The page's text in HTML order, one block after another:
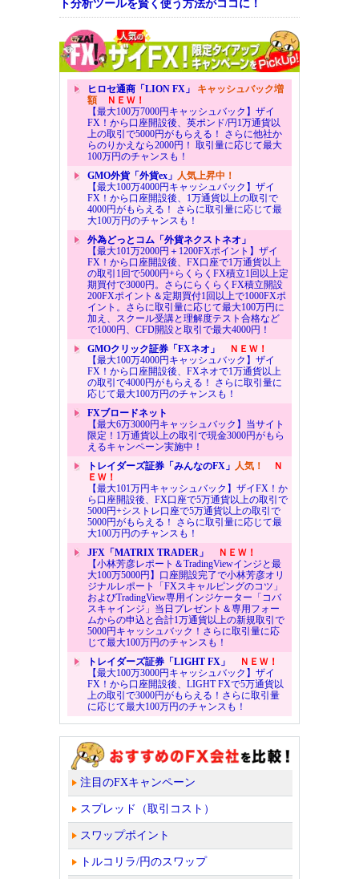
ト分析ツールを賢く使う方法がココに！
ヒロセ通商「LION FX」 キャッシュバック増
額ＮＥＷ！
【最大100万7000円キャッシュバック】ザイ
FX！から口座開設後、英ポンド/円1万通貨以
上の取引で5000円がもらえる！ さらに他社か
らのりかえなら2000円！ 取引量に応じて最大
100万円のチャンスも！
GMO外貨「外貨ex」 人気上昇中！
【最大100万4000円キャッシュバック】ザイ
FX！から口座開設後、1万通貨以上の取引で
4000円がもらえる！ さらに取引量に応じて最
大100万円のチャンスも！
外為どっとコム「外貨ネクストネオ」
【最大101万2000円＋1200FXポイント】ザイ
FX！から口座開設後、FX口座で1万通貨以上
の取引1回で5000円+らくらくFX積立1回以上定
期買付で3000円。さらにらくらくFX積立開設
200FXポイント＆定期買付1回以上で1000FXポ
イント。さらに取引量に応じて最大100万円に
加え、スクール受講と理解度テスト合格など
で1000円、CFD開設と取引で最大4000円！
GMOクリック証券「FXネオ」
ＮＥＷ！
【最大100万4000円キャッシュバック】ザイ
FX！から口座開設後、FXネオで1万通貨以上
の取引で4000円がもらえる！ さらに取引量に
応じて最大100万円のチャンスも！
FXブロードネット
【最大6万3000円キャッシュバック】当サイト
限定！1万通貨以上の取引で現金3000円がもら
えるキャンペーン実施中！
トレイダーズ証券「みんなのFX」 人気！
Ｎ
ＥＷ！
【最大101万円キャッシュバック】ザイFX！か
ら口座開設後、FX口座で5万通貨以上の取引で
5000円+シストレ口座で5万通貨以上の取引で
5000円がもらえる！ さらに取引量に応じて最
大100万円のチャンスも！
JFX「MATRIX TRADER」
ＮＥＷ！
【小林芳彦レポート＆TradingViewインジと最
大100万5000円】口座開設完了で小林芳彦オリ
ジナルレポート「FXスキャルピングのコツ」
およびTradingView専用インジケーター「コバ
スキャインジ」当日プレゼント＆専用フォー
ムからの申込と合計1万通貨以上の新規取引で
5000円キャッシュバック！さらに取引量に応
じて最大100万円のチャンスも！
トレイダーズ証券「LIGHT FX」
ＮＥＷ！
【最大100万3000円キャッシュバック】ザイ
FX！から口座開設後、LIGHT FXで5万通貨以
上の取引で3000円がもらえる！さらに取引量
に応じて最大100万円のチャンスも！
注目のFXキャンペーン
スプレッド（取引コスト）
スワップポイント
トルコリラ/円のスワップ